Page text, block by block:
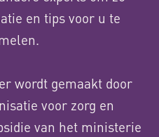
en tips voor u te
wordt gemaakt door
voor zorg en
van het ministerie